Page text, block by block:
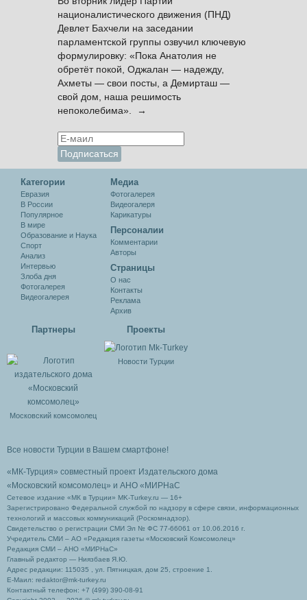
националистического движения (ПНД)
Девлет Бахчели на заседании
парламентской группы озвучил ключевую
формулировку: «Пока Анатолия не
обретёт покой, Оджалан — надежду,
Ахметы — свои посты, а Демирташ —
свой дом, наша решимость
непоколебима». →
Категории
Евразия
В России
Популярное
В мире
Образование и Наука
Спорт
Анализ
Интервью
Злоба дня
Фотогалерея
Видеогалерея
Медиа
Фотогалерея
Видеогалеря
Карикатуры
Персоналии
Комментарии
Авторы
Cтраницы
О нас
Контакты
Реклама
Архив
Партнеры
Московский комсомолец
Проекты
Новости Турции
Все новости Турции в Вашем смартфоне!
«МК-Турция» совместный проект Издательского дома
«Московский комсомолец» и АНО «МИРНаС
Сетевое издание «МК в Турции» MK-Turkey.ru — 16+
Зарегистрировано Федеральной службой по надзору в сфере связи, информационных
технологий и массовых коммуникаций (Роскомнадзор).
Свидетельство о регистрации СМИ Эл № ФС 77-66061 от 10.06.2016 г.
Учредитель СМИ – АО «Редакция газеты «Московский Комсомолец»
Редакция СМИ – АНО «МИРНаС»
Главный редактор — Ниязбаев Я.Ю.
Адрес редакции: 115035 , ул. Пятницкая, дом 25, строение 1.
Е-Маил: redaktor@mk-turkey.ru
Контактный телефон: +7 (499) 390-08-91